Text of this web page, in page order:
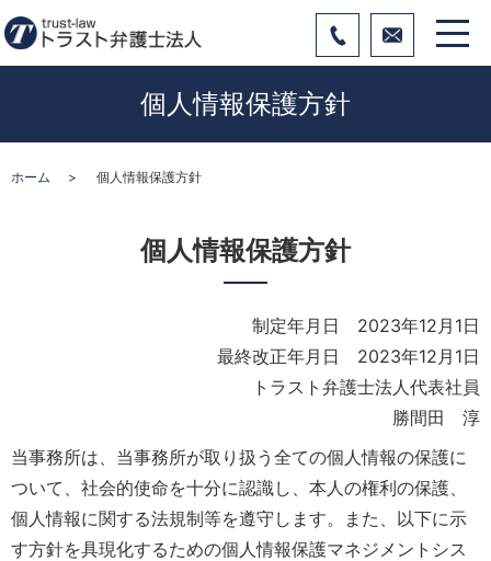
個人情報保護方針
ホーム 個人情報保護方針
個人情報保護方針
制定年月日 2023年12月1日
最終改正年月日 2023年12月1日
トラスト弁護士法人代表社員
勝間田 淳
当事務所は、当事務所が取り扱う全ての個人情報の保護に
ついて、社会的使命を十分に認識し、本人の権利の保護、
個人情報に関する法規制等を遵守します。また、以下に示
す方針を具現化するための個人情報保護マネジメントシス